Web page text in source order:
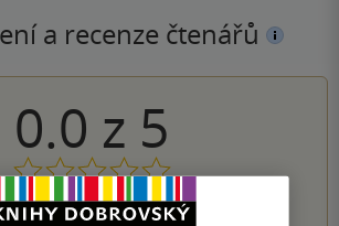
a recenze čtenářů
0.0 z 5
0hodnocení čtenářů